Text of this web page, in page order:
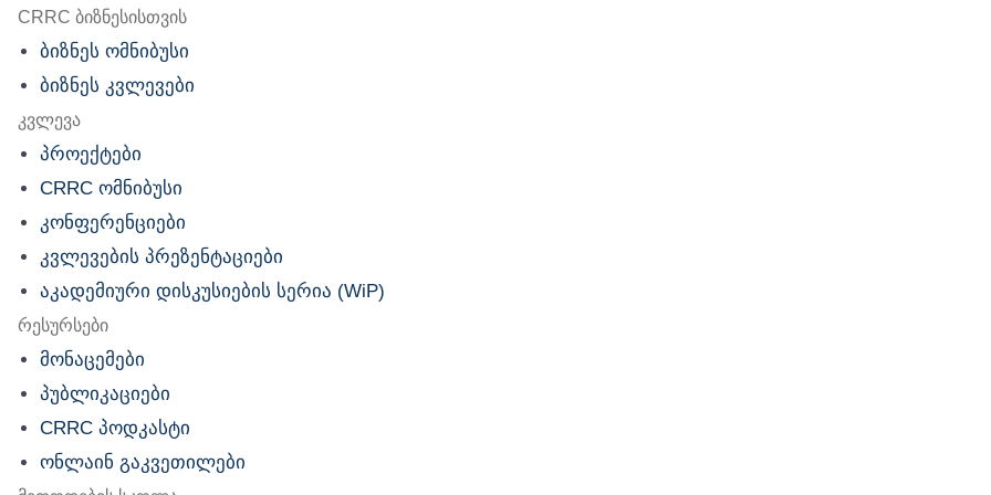
CRRC ბიზნესისთვის
ბიზნეს ომნიბუსი
ბიზნეს კვლევები
კვლევა
პროექტები
CRRC ომნიბუსი
კონფერენციები
კვლევების პრეზენტაციები
აკადემიური დისკუსიების სერია (WiP)
რესურსები
მონაცემები
პუბლიკაციები
CRRC პოდკასტი
ონლაინ გაკვეთილები